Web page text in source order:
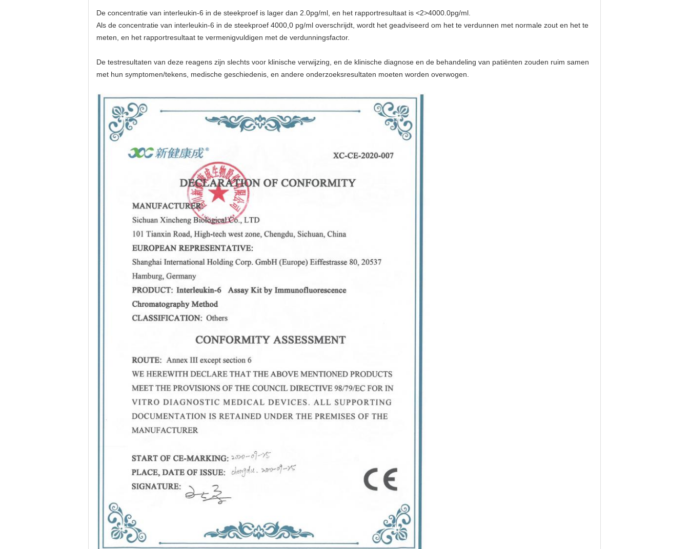
De concentratie van interleukin-6 in de steekproef is lager dan 2.0pg/ml, en het rapportresultaat is <2>4000.0pg/ml.
Als de concentratie van interleukin-6 in de steekproef 4000,0 pg/ml overschrijdt, wordt het geadviseerd om het te verdunnen met normale zout en het te
meten, en het rapportresultaat te vermenigvuldigen met de verdunningsfactor.
De testresultaten van deze reagens zijn slechts voor klinische verwijzing, en de klinische diagnose en de behandeling van patiënten zouden ruim samen
met hun symptomen/tekens, medische geschiedenis, en andere onderzoeksresultaten moeten worden overwogen.